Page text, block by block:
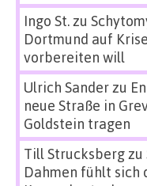
Ingo St.zu
Dortmund auf
vorbereiten will
Ulrich Sanderzu
neue Straße in
Goldstein tragen
Till Strucksbergzu
Dahmen fühlt sich